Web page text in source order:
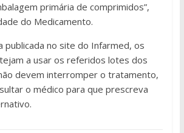
primária de comprimidos”,
do Medicamento.
publicada no site do Infarmed, os
a usar os referidos lotes dos
devem interromper o tratamento,
o médico para que prescreva